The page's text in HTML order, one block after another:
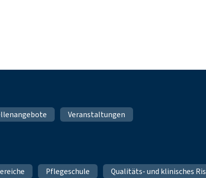
Veranstaltungen
Pflegeschule
Qualitäts- und klinisches